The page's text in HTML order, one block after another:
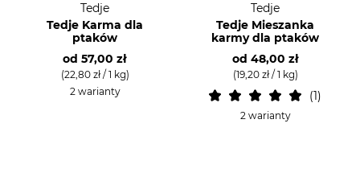
Tedje
Tedje Karma dla
ptaków
od 57,00 zł
(22,80 zł / 1 kg)
2 warianty
Tedje
Tedje Mieszanka
karmy dla ptaków
od 48,00 zł
(19,20 zł / 1 kg)
1
2 warianty